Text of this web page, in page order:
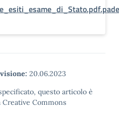
20.06.2023
questo articolo è
Commons